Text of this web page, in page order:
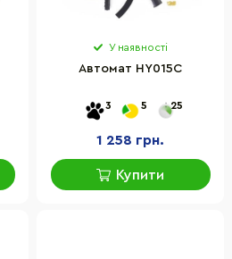
У наявності
Автомат HY015C
3 5 25
1 258 грн.
Купити